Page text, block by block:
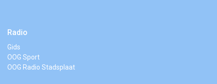
Radio
Gids
OOG Sport
OOG Radio Stadsplaat